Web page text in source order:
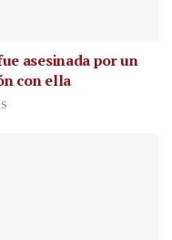
asesinada por un
con ella